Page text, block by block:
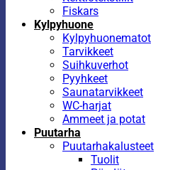
Fiskars
Kylpyhuone
Kylpyhuonematot
Tarvikkeet
Suihkuverhot
Pyyhkeet
Saunatarvikkeet
WC-harjat
Ammeet ja potat
Puutarha
Puutarhakalusteet
Tuolit